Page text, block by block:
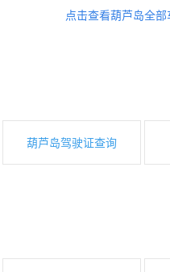
点击查看葫芦岛全
葫芦岛驾驶证查询